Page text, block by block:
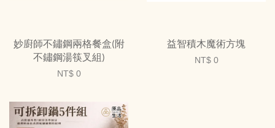
妙廚師不鏽鋼兩格餐盒(附
不鏽鋼湯筷叉組)
NT$ 0
益智積木魔術方塊
NT$ 0